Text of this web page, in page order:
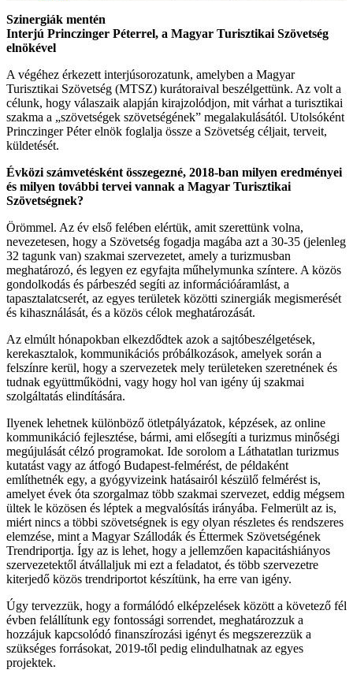
Szinergiák mentén
Interjú Princzinger Péterrel, a Magyar Turisztikai Szövetség
elnökével
A végéhez érkezett interjúsorozatunk, amelyben a Magyar
Turisztikai Szövetség (MTSZ) kurátoraival beszélgettünk. Az volt a
célunk, hogy válaszaik alapján kirajzolódjon, mit várhat a turisztikai
szakma a „szövetségek szövetségének” megalakulásától. Utolsóként
Princzinger Péter elnök foglalja össze a Szövetség céljait, terveit,
küldetését.
Évközi számvetésként összegezné, 2018-ban milyen eredményei
és milyen további tervei vannak a Magyar Turisztikai
Szövetségnek?
Örömmel. Az év első felében elértük, amit szerettünk volna,
nevezetesen, hogy a Szövetség fogadja magába azt a 30-35 (jelenleg
32 tagunk van) szakmai szervezetet, amely a turizmusban
meghatározó, és legyen ez egyfajta műhelymunka színtere. A közös
gondolkodás és párbeszéd segíti az információáramlást, a
tapasztalatcserét, az egyes területek közötti szinergiák megismerését
és kihasználását, és a közös célok meghatározását.
Az elmúlt hónapokban elkezdődtek azok a sajtóbeszélgetések,
kerekasztalok, kommunikációs próbálkozások, amelyek során a
felszínre kerül, hogy a szervezetek mely területeken szeretnének és
tudnak együttműködni, vagy hogy hol van igény új szakmai
szolgáltatás elindítására.
Ilyenek lehetnek különböző ötletpályázatok, képzések, az online
kommunikáció fejlesztése, bármi, ami elősegíti a turizmus minőségi
megújulását célzó programokat. Ide sorolom a Láthatatlan turizmus
kutatást vagy az átfogó Budapest-felmérést, de példaként
említhetnék egy, a gyógyvizeink hatásairól készülő felmérést is,
amelyet évek óta szorgalmaz több szakmai szervezet, eddig mégsem
ültek le közösen és léptek a megvalósítás irányába. Felmerült az is,
miért nincs a többi szövetségnek is egy olyan részletes és rendszeres
elemzése, mint a Magyar Szállodák és Éttermek Szövetségének
Trendriportja. Így az is lehet, hogy a jellemzően kapacitáshiányos
szervezetektől átvállaljuk mi ezt a feladatot, és több szervezetre
kiterjedő közös trendriportot készítünk, ha erre van igény.
Úgy tervezzük, hogy a formálódó elképzelések között a követező fél
évben felállítunk egy fontossági sorrendet, meghatározzuk a
hozzájuk kapcsolódó finanszírozási igényt és megszerezzük a
szükséges forrásokat, 2019-től pedig elindulhatnak az egyes
projektek.